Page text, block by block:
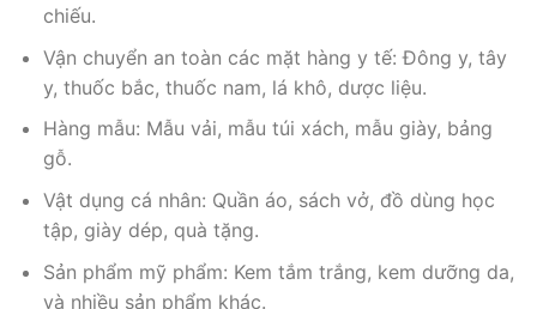
chiếu.
Vận chuyển an toàn các mặt hàng y tế: Đông y, tây
y, thuốc bắc, thuốc nam, lá khô, dược liệu.
Hàng mẫu: Mẫu vải, mẫu túi xách, mẫu giày, bảng
gỗ.
Vật dụng cá nhân: Quần áo, sách vở, đồ dùng học
tập, giày dép, quà tặng.
Sản phẩm mỹ phẩm: Kem tắm trắng, kem dưỡng da,
và nhiều sản phẩm khác.